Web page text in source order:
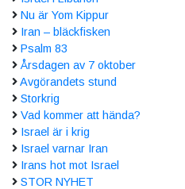
Nu är Yom Kippur
Iran – bläckfisken
Psalm 83
Årsdagen av 7 oktober
Avgörandets stund
Storkrig
Vad kommer att hända?
Israel är i krig
Israel varnar Iran
Irans hot mot Israel
STOR NYHET